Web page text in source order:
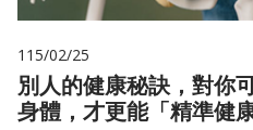
115/02/25
別人的健康秘訣，對你
身體，才更能「精準健